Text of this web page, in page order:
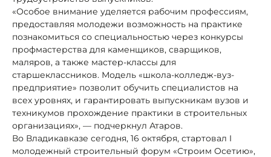
«Особое внимание уделяется рабочим профессиям,
предоставляя молодежи возможность на практике
познакомиться со специальностью через конкурсы
профмастерства для каменщиков, сварщиков,
маляров, а также мастер-классы для
старшеклассников. Модель «школа-колледж-вуз-
предприятие» позволит обучить специалистов на
всех уровнях, и гарантировать выпускникам вузов и
техникумов прохождение практики в строительных
организациях», — подчеркнул Атаров.
Во Владикавказе сегодня, 16 октября, стартовал I
молодежный строительный форум «Строим Осетию»,